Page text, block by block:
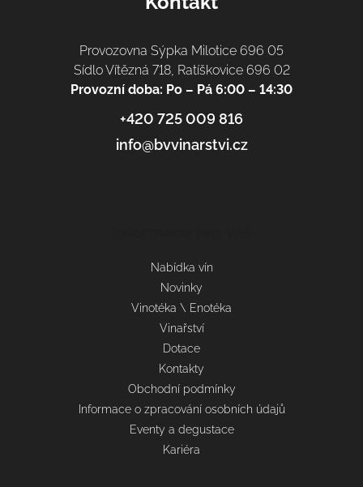
Provozovna Sýpka Milotice 696 05
Sídlo Vítězná 718, Ratíškovice 696 02
Provozní doba: Po – Pá 6:00 – 14:30
+420 725 009 816
info@bvvinarstvi.cz
Nabídka vín
Novinky
Vinotéka \ Enotéka
Vinařství
Dotace
Kontakty
Obchodní podmínky
Informace o zpracování osobních údajů
Eventy a degustace
Kariéra